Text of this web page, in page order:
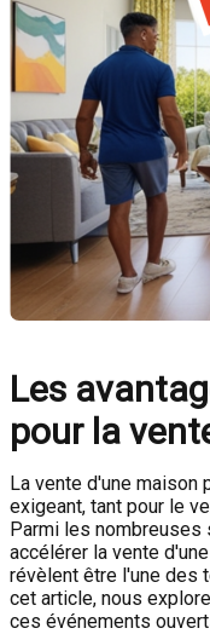
Les
pour la
La vente d'une maison
exigeant, tant pour le
Parmi les
accélérer la vente
révèlent être l'une des
cet article, nous
ces événements